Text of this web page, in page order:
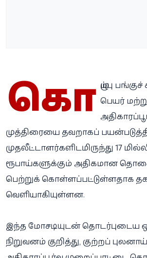
கொ ழும்பு
பெயர்
முத்திரையை தவறாகப்
முதலீட்டாளர்களிடமிருந்து 17
ரூபாய்களுக்கும் அதிகமான
பெற்றுக் கொள்ளப்பட்டுள்ளதாக
வெளியாகியுள்ளன.
இந்த மோசடியுடன் தொடர்புடைய
நிறுவனம் குறித்து, குற்றப்